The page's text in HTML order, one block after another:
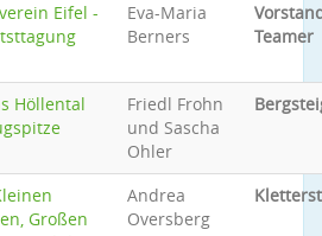
Eifel -
Eva-Maria
Berners
Teamer
Höllental
Friedl Frohn
und Sascha
Ohler
Großen
Andrea
Oversberg